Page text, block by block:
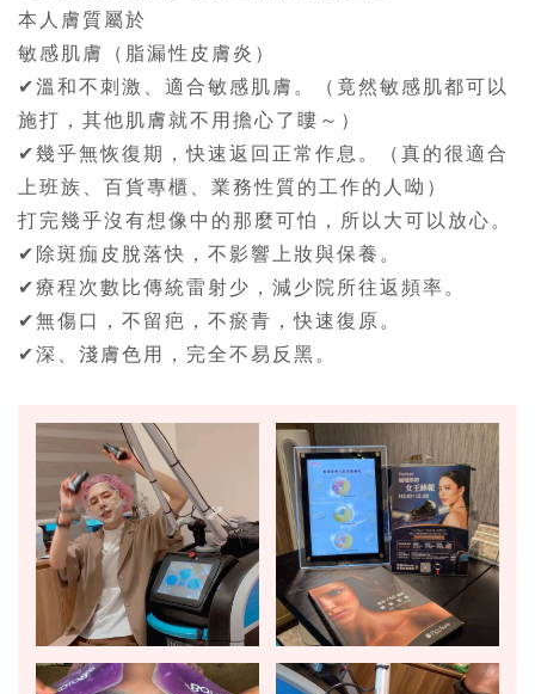
本人膚質屬於
敏感肌膚（脂漏性皮膚炎）
✔溫和不刺激、適合敏感肌膚。（竟然敏感肌都可以
施打，其他肌膚就不用擔心了瞜～）
✔幾乎無恢復期，快速返回正常作息。（真的很適合
上班族、百貨專櫃、業務性質的工作的人呦）
打完幾乎沒有想像中的那麼可怕，所以大可以放心。
✔除斑痂皮脫落快，不影響上妝與保養。
✔療程次數比傳統雷射少，減少院所往返頻率。
✔無傷口，不留疤，不瘀青，快速復原。
✔深、淺膚色用，完全不易反黑。